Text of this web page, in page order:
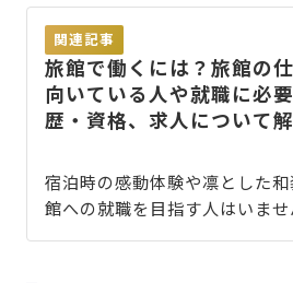
関連記事
旅館で働くには？旅館の
向いている人や就職に必
歴・資格、求人について
宿泊時の感動体験や凛とした
館への就職を目指す人はいませ